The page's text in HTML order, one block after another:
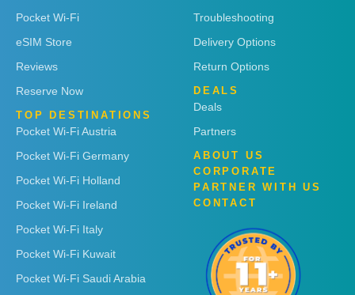
Pocket Wi-Fi
eSIM Store
Reviews
Reserve Now
TOP DESTINATIONS
Pocket Wi-Fi Austria
Pocket Wi-Fi Germany
Pocket Wi-Fi Holland
Pocket Wi-Fi Ireland
Pocket Wi-Fi Italy
Pocket Wi-Fi Kuwait
Pocket Wi-Fi Saudi Arabia
Troubleshooting
Delivery Options
Return Options
DEALS
Deals
Partners
ABOUT US
CORPORATE
PARTNER WITH US
CONTACT